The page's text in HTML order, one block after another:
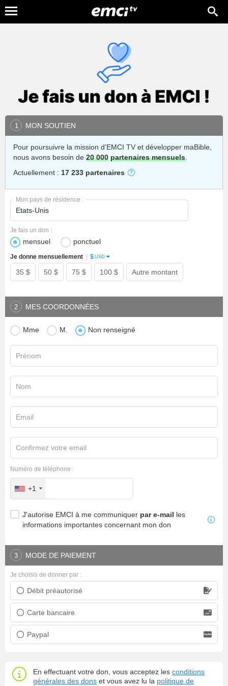
1 MON SOUTIEN
Pour poursuivre la mission d'EMCI TV et développer maBible,
nous avons besoin de 20 000 partenaires mensuels.
Actuellement : 17 233 partenaires
Mon pays de résidence :
mensuel ponctuel
Je fais un don :
35 $ 50 $ 75 $ 100 $ Autre montant
Je donne mensuellement $ USD
2 MES COORDONNÉES
Mme M. Non renseigné
Prénom
Nom
Email
Confirmez votre email
Numéro de téléphone :
+1
J'autorise EMCI à me communiquer par e-mail les
informations importantes concernant mon don
3 MODE DE PAIEMENT
Débit préautorisé
Prélèvement bancaire
Carte bancaire
Carte bancaire
Paypal
Paypal
Je choisis de donner par :
En effectuant votre don, vous acceptez les conditions
générales des dons et vous avez lu la politique de